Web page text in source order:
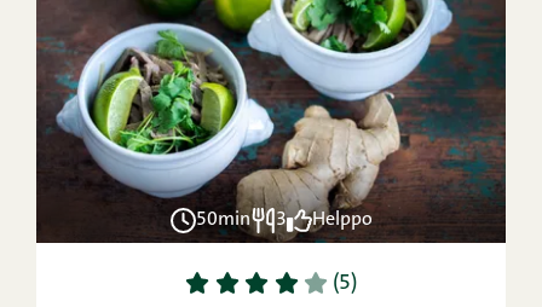
50min 3 Helppo
1 2 3 4 5 (5)